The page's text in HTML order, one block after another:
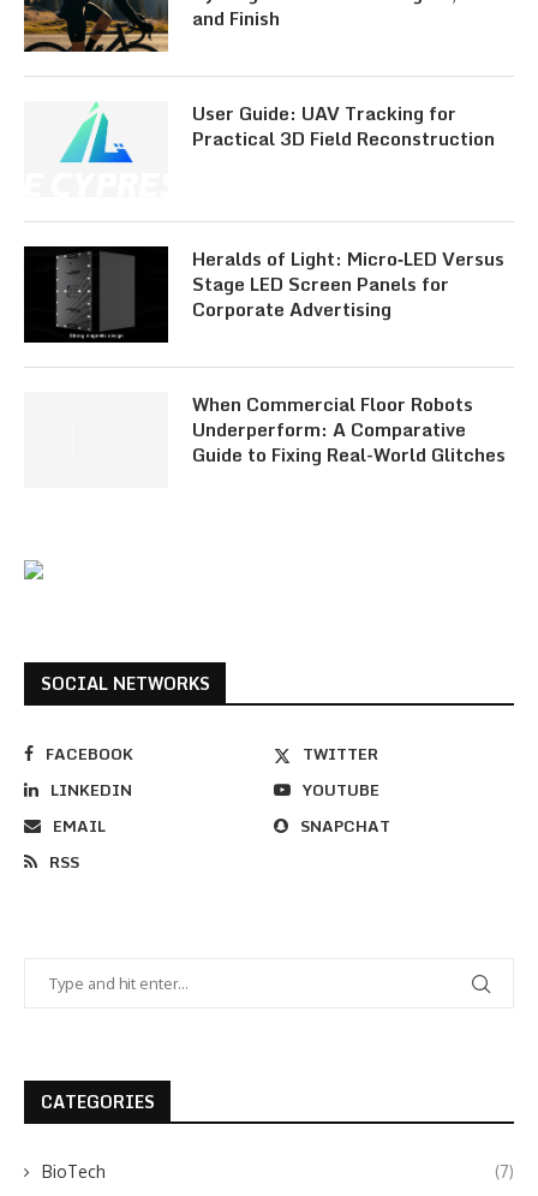
and Finish
User Guide: UAV Tracking for
Practical 3D Field Reconstruction
Heralds of Light: Micro‑LED Versus
Stage LED Screen Panels for
Corporate Advertising
When Commercial Floor Robots
Underperform: A Comparative
Guide to Fixing Real-World Glitches
SOCIAL NETWORKS
FACEBOOK
TWITTER
LINKEDIN
YOUTUBE
EMAIL
SNAPCHAT
RSS
CATEGORIES
BioTech (7)